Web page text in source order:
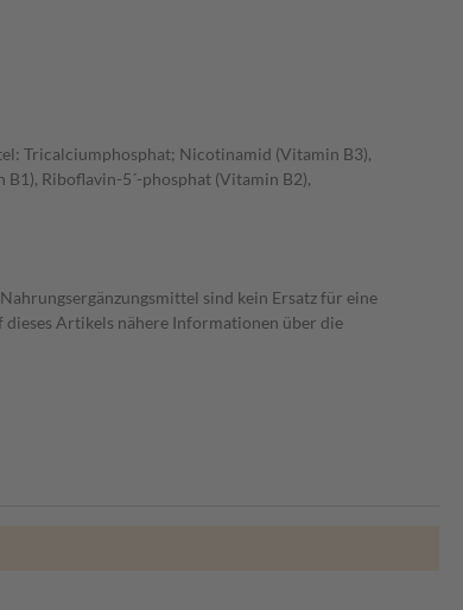
Tricalciumphosphat; Nicotinamid (Vitamin B3),
Riboflavin-5´-phosphat (Vitamin B2),
sind kein Ersatz für eine
dieses Artikels nähere Informationen über die